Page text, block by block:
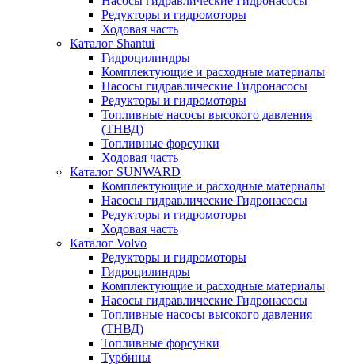
Редукторы и гидромоторы
Ходовая часть
Каталог Shantui
Гидроцилиндры
Комплектующие и расходные материалы
Насосы гидравлические Гидронасосы
Редукторы и гидромоторы
Топливные насосы высокого давления
(ТНВД)
Топливные форсунки
Ходовая часть
Каталог SUNWARD
Комплектующие и расходные материалы
Насосы гидравлические Гидронасосы
Редукторы и гидромоторы
Ходовая часть
Каталог Volvo
Редукторы и гидромоторы
Гидроцилиндры
Комплектующие и расходные материалы
Насосы гидравлические Гидронасосы
Топливные насосы высокого давления
(ТНВД)
Топливные форсунки
Турбины